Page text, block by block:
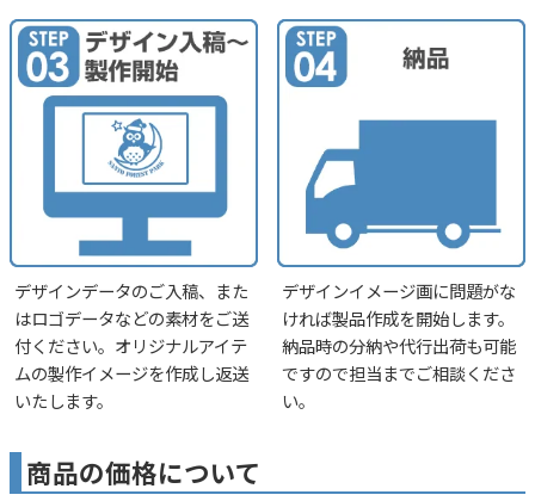
デザインデータのご入稿、また
はロゴデータなどの素材をご送
付ください。オリジナルアイテ
ムの製作イメージを作成し返送
いたします。
デザインイメージ画に問題がな
ければ製品作成を開始します。
納品時の分納や代行出荷も可能
ですので担当までご相談くださ
い。
商品の価格について